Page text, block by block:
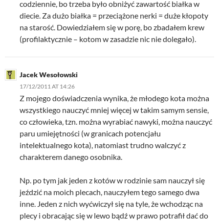
codziennie, bo trzeba było obniżyć zawartość białka w
diecie. Za dużo białka = przeciążone nerki = duże kłopoty
na starość. Dowiedziałem się w porę, bo zbadałem krew
(profilaktycznie – kotom w zasadzie nic nie dolegało).
Jacek Wesołowski
17/12/2011 AT 14:26
Z mojego doświadczenia wynika, że młodego kota można
wszystkiego nauczyć mniej więcej w takim samym sensie,
co człowieka, tzn. można wyrabiać nawyki, można nauczyć
paru umiejętności (w granicach potencjału
intelektualnego kota), natomiast trudno walczyć z
charakterem danego osobnika.
Np. po tym jak jeden z kotów w rodzinie sam nauczył się
jeździć na moich plecach, nauczyłem tego samego dwa
inne. Jeden z nich wyćwiczył się na tyle, że wchodząc na
plecy i obracając się w lewo bądź w prawo potrafił dać do